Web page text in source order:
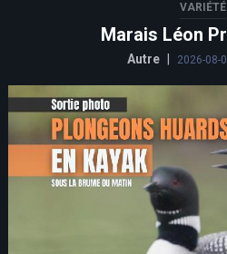
VARIÉTÉ
Marais Léon
Autre 2026-08-